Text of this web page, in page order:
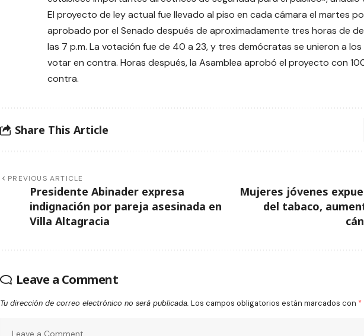
El proyecto de ley actual fue llevado al piso en cada cámara el martes
aprobado por el Senado después de aproximadamente tres horas de
las 7 p.m. La votación fue de 40 a 23, y tres demócratas se unieron a
votar en contra. Horas después, la Asamblea aprobó el proyecto con
contra.
Share This Article
PREVIOUS ARTICLE
Presidente Abinader expresa
indignación por pareja asesinada en
Villa Altagracia
Mujeres jóvenes
del tabaco,
Leave a Comment
Tu dirección de correo electrónico no será publicada. Los campos obligatorios están marcados con *